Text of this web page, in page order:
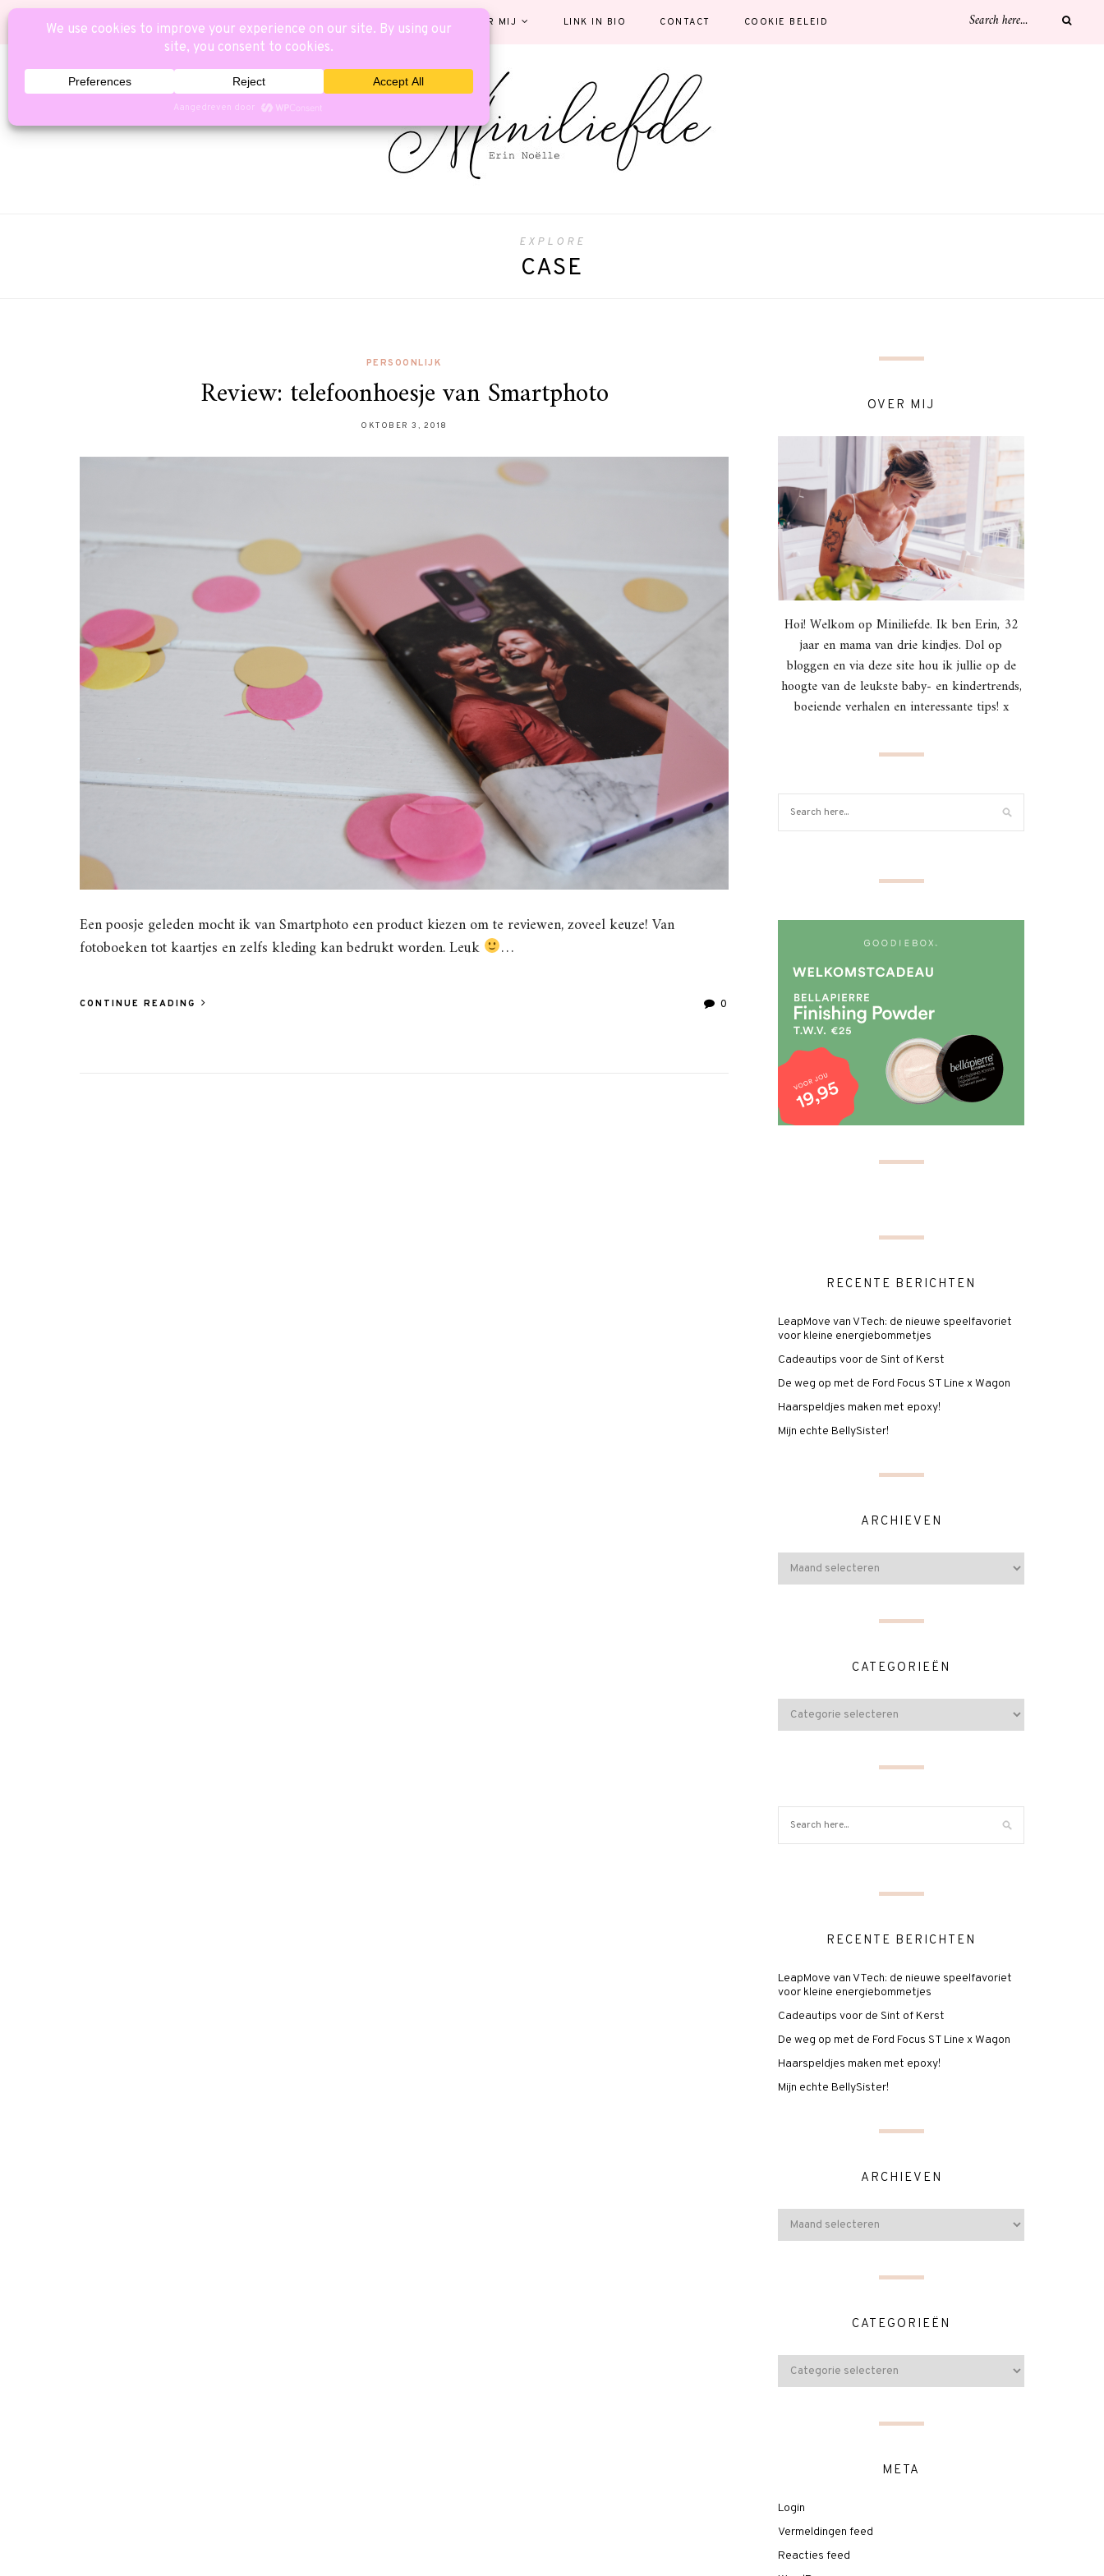
CATEGORIEËN OVER MIJ LINK IN BIO CONTACT COOKIE BELEID
EXPLORE
CASE
PERSOONLIJK
Review: telefoonhoesje van Smartphoto
OKTOBER 3, 2018
Een poosje geleden mocht ik van Smartphoto een product kiezen om te reviewen, zoveel keuze! Van
fotoboeken tot kaartjes en zelfs kleding kan bedrukt worden. Leuk
…
CONTINUE READING 0
OVER MIJ
Hoi! Welkom op Miniliefde. Ik ben Erin, 32
jaar en mama van drie kindjes. Dol op
bloggen en via deze site hou ik jullie op de
hoogte van de leukste baby- en kindertrends,
boeiende verhalen en interessante tips! x
RECENTE BERICHTEN
LeapMove van VTech: de nieuwe speelfavoriet
voor kleine energiebommetjes
Cadeautips voor de Sint of Kerst
De weg op met de Ford Focus ST Line x Wagon
Haarspeldjes maken met epoxy!
Mijn echte BellySister!
ARCHIEVEN
CATEGORIEËN
RECENTE BERICHTEN
LeapMove van VTech: de nieuwe speelfavoriet
voor kleine energiebommetjes
Cadeautips voor de Sint of Kerst
De weg op met de Ford Focus ST Line x Wagon
Haarspeldjes maken met epoxy!
Mijn echte BellySister!
ARCHIEVEN
CATEGORIEËN
META
Login
Vermeldingen feed
Reacties feed